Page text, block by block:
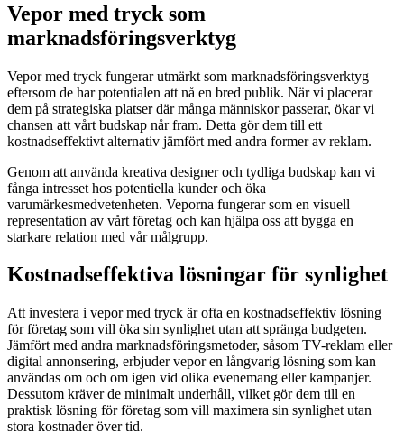
Vepor med tryck som
marknadsföringsverktyg
Vepor med tryck fungerar utmärkt som marknadsföringsverktyg
eftersom de har potentialen att nå en bred publik. När vi placerar
dem på strategiska platser där många människor passerar, ökar vi
chansen att vårt budskap når fram. Detta gör dem till ett
kostnadseffektivt alternativ jämfört med andra former av reklam.
Genom att använda kreativa designer och tydliga budskap kan vi
fånga intresset hos potentiella kunder och öka
varumärkesmedvetenheten. Veporna fungerar som en visuell
representation av vårt företag och kan hjälpa oss att bygga en
starkare relation med vår målgrupp.
Kostnadseffektiva lösningar för synlighet
Att investera i vepor med tryck är ofta en kostnadseffektiv lösning
för företag som vill öka sin synlighet utan att spränga budgeten.
Jämfört med andra marknadsföringsmetoder, såsom TV-reklam eller
digital annonsering, erbjuder vepor en långvarig lösning som kan
användas om och om igen vid olika evenemang eller kampanjer.
Dessutom kräver de minimalt underhåll, vilket gör dem till en
praktisk lösning för företag som vill maximera sin synlighet utan
stora kostnader över tid.